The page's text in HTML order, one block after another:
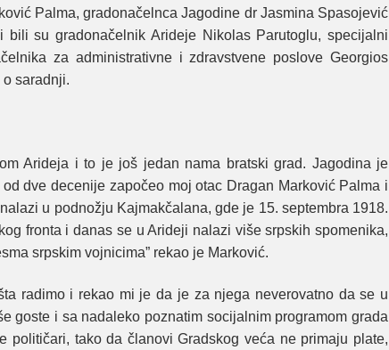
Palma, gradonačelnca Jagodine dr Jasmina Spasojević
su gradonačelnik Arideje Nikolas Parutoglu, specijalni
za administrativne i zdravstvene poslove Georgios
saradnji.
Arideja i to je još jedan nama bratski grad. Jagodina je
dve decenije započeo moj otac Dragan Marković Palma i
u podnožju Kajmakčalana, gde je 15. septembra 1918.
fronta i danas se u Arideji nalazi više srpskih spomenika,
srpskim vojnicima” rekao je Marković.
radimo i rekao mi je da je za njega neverovatno da se u
goste i sa nadaleko poznatim socijalnim programom grada
tako da članovi Gradskog veća ne primaju plate,